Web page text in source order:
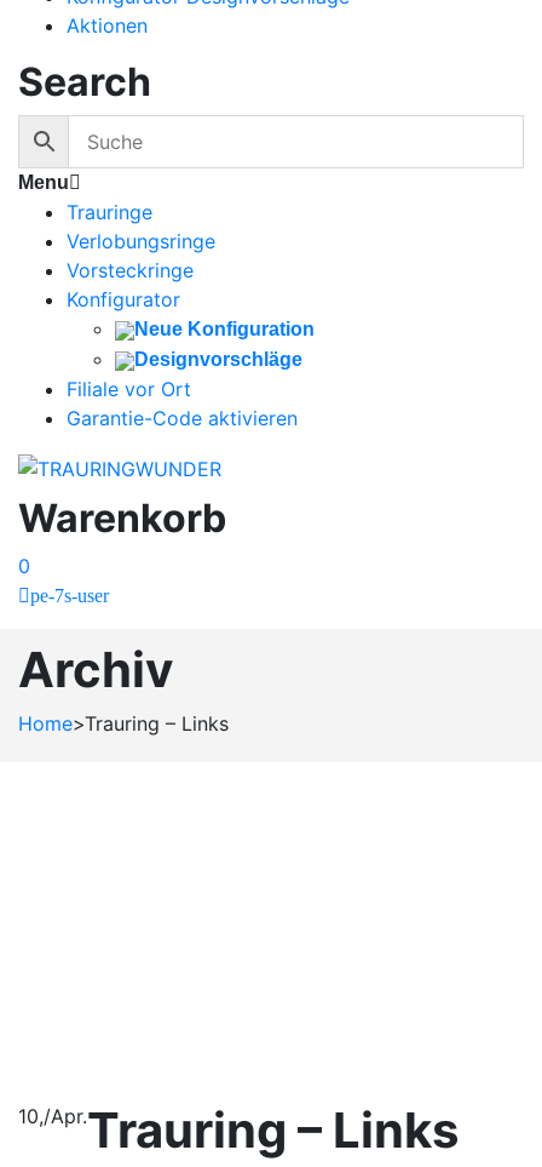
Aktionen
Search
Menu
Trauringe
Verlobungsringe
Vorsteckringe
Konfigurator
Neue Konfiguration
Designvorschläge
Filiale vor Ort
Garantie-Code aktivieren
Warenkorb
0
pe-7s-user
Archiv
Home>Trauring – Links
10,/Apr.Trauring – Links